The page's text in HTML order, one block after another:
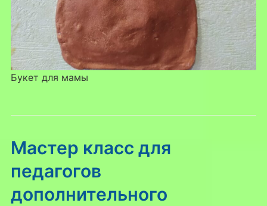
Букет для мамы
Мастер класс для
педагогов
дополнительного